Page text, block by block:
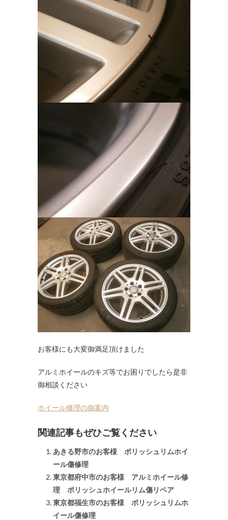
お客様にも大変御満足頂けました
アルミホイールのキズ等でお困りでしたら是非
御相談ください
ホイール修理の御案内
関連記事もぜひご覧ください
あきる野市のお客様 ポリッシュリムホイ
ール傷修理
東京都府中市のお客様 アルミホイール修
理 ポリッシュホイールリム傷リペア
東京都福生市のお客様 ポリッシュリムホ
イール傷修理